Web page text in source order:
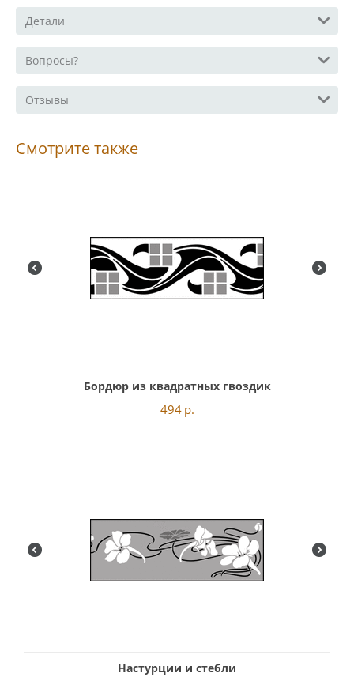
Детали
Вопросы?
Отзывы
Смотрите также
Бордюр из квадратных гвоздик
494 р.
Настурции и стебли